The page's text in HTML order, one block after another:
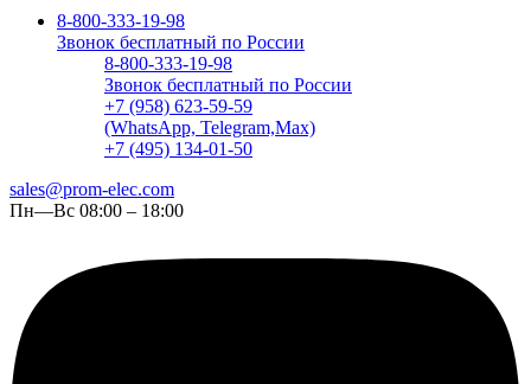
8-800-333-19-98
Звонок бесплатный по России
8-800-333-19-98
Звонок бесплатный по России
+7 (958) 623-59-59
(WhatsApp, Telegram,Max)
+7 (495) 134-01-50
sales@prom-elec.com
Пн—Вс 08:00 – 18:00